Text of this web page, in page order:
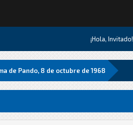
¡Hola, Invitado!
de Pando, 8 de octubre de 1968